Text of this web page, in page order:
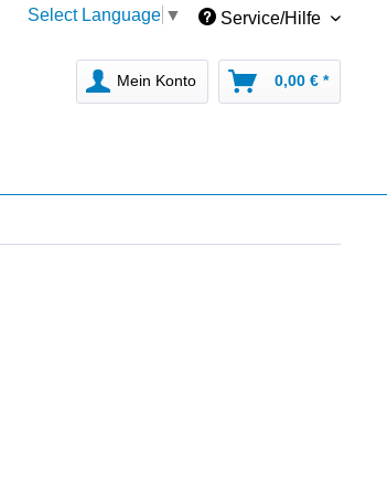
Select Language ▼ Service/Hilfe
Mein Konto 0,00 € *